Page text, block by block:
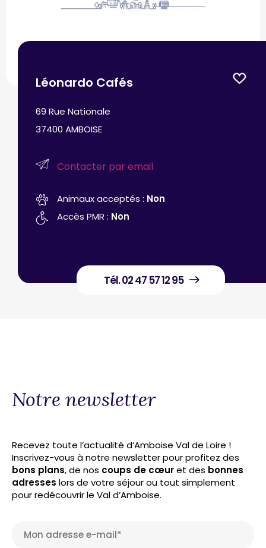
Léonardo Cafés
69 Rue Nationale
37400 AMBOISE
Contacter par email
Animaux acceptés : Non
Accès PMR : Non
Tél. 02 47 57 12 95
Notre newsletter
Recevez toute l’actualité d’Amboise Val de Loire !
Inscrivez-vous à notre newsletter pour profitez des
bons plans, de nos coups de cœuret des bonnes
adresses lors de votre séjour ou tout simplement
pour redécouvrir le Val d’Amboise.